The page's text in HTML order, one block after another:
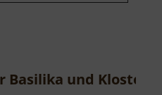
Basilika und Kloster